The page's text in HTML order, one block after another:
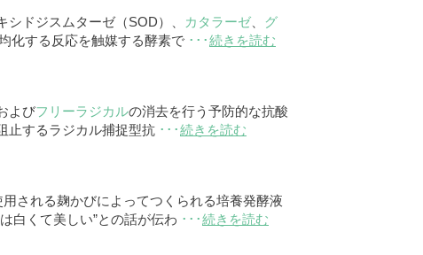
ドジスムターゼ（SOD）、 カタラーゼ
グ
化する反応を触媒する酵素で ･･･続きを読む
よびフリーラジカルの消去を行う予防的な抗酸
止するラジカル捕捉型抗 ･･･続きを読む
される麹かびによってつくられる培養発酵液
白くて美しい”との話が伝わ ･･･続きを読む